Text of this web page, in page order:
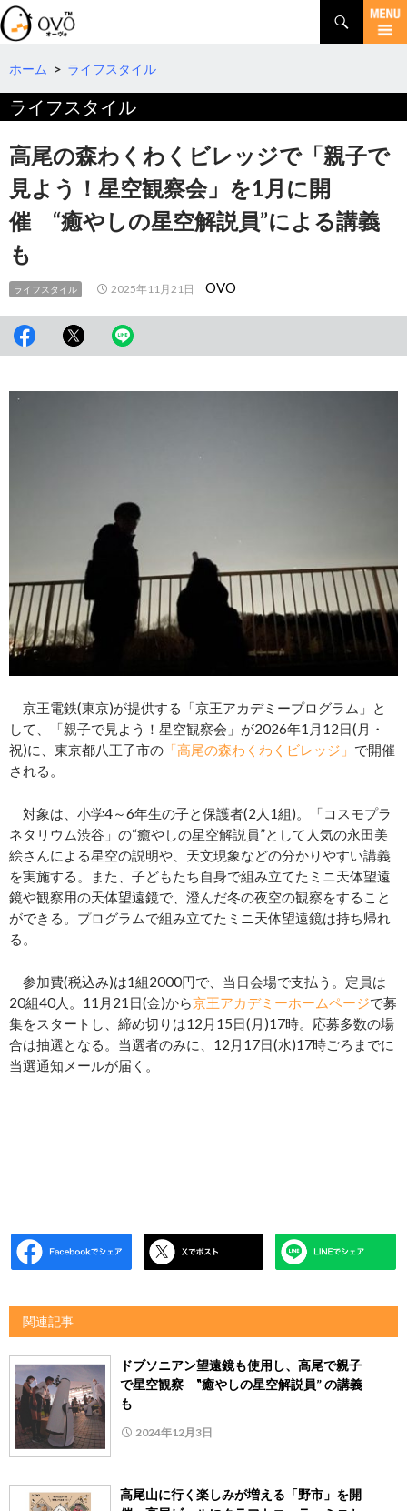
検
索
コ
テ
ツ
へ
移
動
ホーム > ライフスタイル
ライフスタイル
高尾の森わくわくビレッジで「親子で
見よう！星空観察会」を1月に開
催 “癒やしの星空解説員”による講義
も
ライフスタイル 2025年11月21日 OVO
京王電鉄(東京)が提供する「京王アカデミープログラム」と
して、「親子で見よう！星空観察会」が2026年1月12日(月・
祝)に、東京都八王子市の 「高尾の森わくわくビレッジ」 で開催
される。
対象は、小学4～6年生の子と保護者(2人1組)。「コスモプラ
ネタリウム渋谷」の“癒やしの星空解説員”として人気の永田美
絵さんによる星空の説明や、天文現象などの分かりやすい講義
を実施する。また、子どもたち自身で組み立てたミニ天体望遠
鏡や観察用の天体望遠鏡で、澄んだ冬の夜空の観察をすること
ができる。プログラムで組み立てたミニ天体望遠鏡は持ち帰れ
る。
参加費(税込み)は1組2000円で、当日会場で支払う。定員は
20組40人。11月21日(金)から京王アカデミーホームページで募
集をスタートし、締め切りは12月15日(月)17時。応募多数の場
合は抽選となる。当選者のみに、12月17日(水)17時ごろまでに
当選通知メールが届く。
関連記事
ドブソニアン望遠鏡も使用し、高尾で親子
で星空観察 ‟癒やしの星空解説員” の講義
も
2024年12月3日
高尾山に行く楽しみが増える「野市」を開